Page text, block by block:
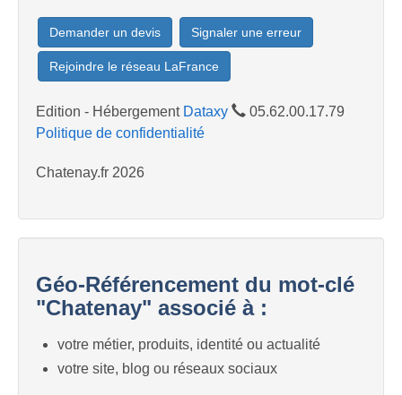
Demander un devis Signaler une erreur
Rejoindre le réseau LaFrance
Edition - Hébergement Dataxy
05.62.00.17.79
Politique de confidentialité
Chatenay.fr 2026
Géo-Référencement du mot-clé
"Chatenay" associé à :
votre métier, produits, identité ou actualité
votre site, blog ou réseaux sociaux